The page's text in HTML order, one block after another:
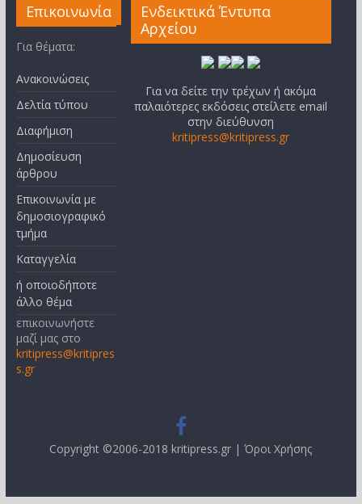
Επικοινωνία
Για θέματα:
Ανακοινώσεις
Δελτία τύπου
Διαφήμιση
Δημοσίευση
άρθρου
Επικοινωνία με
δημοσιογραφικό
τμήμα
Καταγγελία
ή οποιοδήποτε
άλλο θέμα
επικοινωνήστε
μαζί μας στο
kritipress@kritipres
s.gr
Ενδεικτικά Έντυπα
Αρχείου
Για να δείτε την τρέχων ή ακόμα
παλαιότερες εκδόσεις στείλετε email
στην διεύθυνση
kritipress@kritipress.gr
Copyright ©2006-2018 kritipress.gr |Όροι Χρήσης